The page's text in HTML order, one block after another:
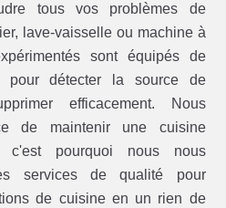
tous vos problèmes de
lave-vaisselle ou machine à
sont équipés de
pour détecter la source de
efficacement. Nous
de maintenir une cuisine
c'est pourquoi nous nous
services de qualité pour
de cuisine en un rien de